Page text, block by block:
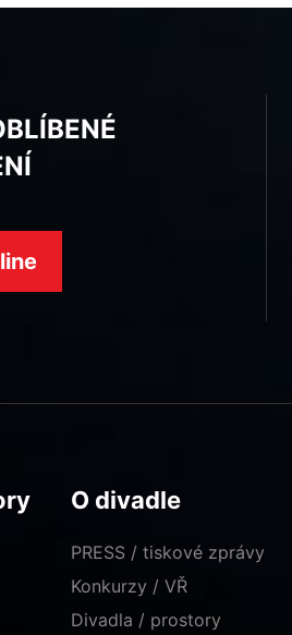
O divadle
PRESS / tiskové zprávy
Konkurzy / VŘ
Divadla / prostory